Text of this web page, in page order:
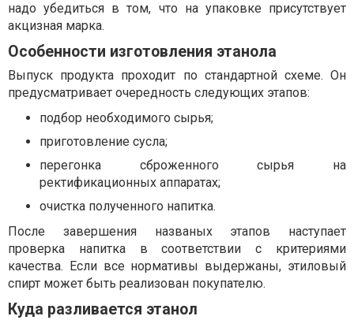
надо убедиться в том, что на упаковке присутствует
акцизная марка.
Особенности изготовления этанола
Выпуск продукта проходит по стандартной схеме. Он
предусматривает очередность следующих этапов:
подбор необходимого сырья;
приготовление сусла;
перегонка сброженного сырья на
ректификационных аппаратах;
очистка полученного напитка.
После завершения названых этапов наступает
проверка напитка в соответствии с критериями
качества. Если все нормативы выдержаны, этиловый
спирт может быть реализован покупателю.
Куда разливается этанол